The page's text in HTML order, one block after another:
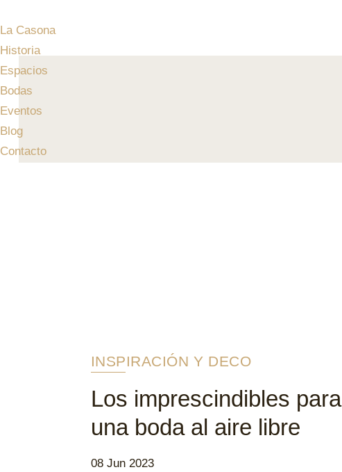
La Casona
Historia
Espacios
Bodas
Eventos
Blog
Contacto
INSPIRACIÓN Y DECO
Los imprescindibles para
una boda al aire libre
08 Jun 2023